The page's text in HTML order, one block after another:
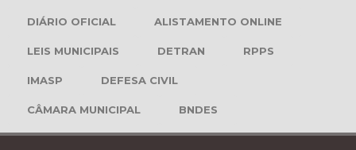
DIÁRIO OFICIAL ALISTAMENTO ONLINE
LEIS MUNICIPAIS DETRAN RPPS
IMASP DEFESA CIVIL
CÂMARA MUNICIPAL BNDES